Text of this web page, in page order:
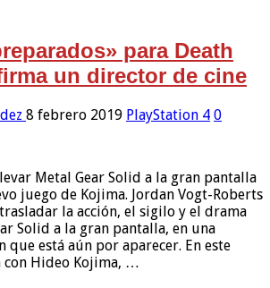
para Death
un director de cine
8 febrero 2019 PlayStation 4 0
Metal Gear Solid a la gran pantalla
juego de Kojima. Jordan Vogt-Roberts
la acción, el sigilo y el drama
Solid a la gran pantalla, en una
que está aún por aparecer. En este
Hideo Kojima, …